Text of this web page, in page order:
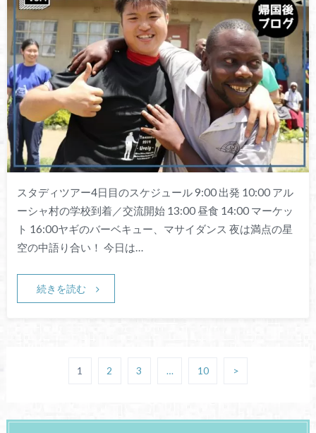
スタディツアー4日目のスケジュール 9:00 出発 10:00 アル
ーシャ村の学校到着／交流開始 13:00 昼食 14:00 マーケッ
ト 16:00ヤギのバーベキュー、マサイダンス 夜は満点の星
空の中語り合い！ 今日は…
続きを読む
1 2 3 … 10 >